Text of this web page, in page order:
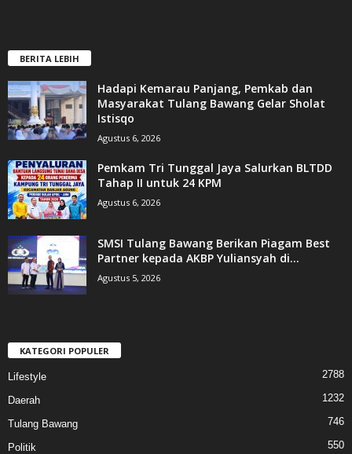
BERITA LEBIH
Hadapi Kemarau Panjang, Pemkab dan
Masyarakat Tulang Bawang Gelar Sholat
Istisqo
Agustus 6, 2026
Pemkam Tri Tunggal Jaya Salurkan BLTDD
Tahap II untuk 24 KPM
Agustus 6, 2026
SMSI Tulang Bawang Berikan Piagam Best
Partner kepada AKBP Yuliansyah di...
Agustus 5, 2026
KATEGORI POPULER
Lifestyle 2788
Daerah 1232
Tulang Bawang 746
Politik 550